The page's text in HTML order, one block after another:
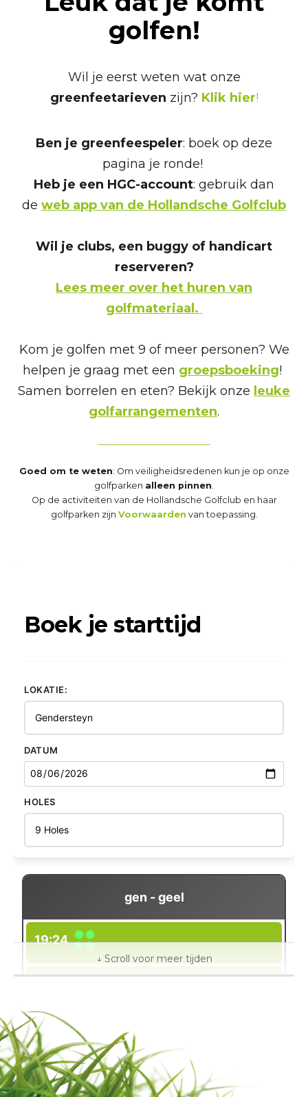
golfen!
Wil je eerst weten wat onze
greenfeetarieven zijn? Klik hier!
Ben je greenfeespeler: boek op deze
pagina je ronde!
Heb je een HGC-account: gebruik dan
de web app van de Hollandsche Golfclub
Wil je clubs, een buggy of handicart
reserveren?
Lees meer over het huren van
golfmateriaal.
Kom je golfen met 9 of meer personen? We
helpen je graag met een groepsboeking!
Samen borrelen en eten? Bekijk onze leuke
golfarrangementen.
Goed om te weten: Om veiligheidsredenen kun je op onze
golfparken alleen pinnen
Op de activiteiten van de Hollandsche Golfclub en haar
golfparken zijn Voorwaarden van toepassing.
Boek je starttijd
LOKATIE:
DATUM
HOLES
gen - geel
19:24
19:40
19:48